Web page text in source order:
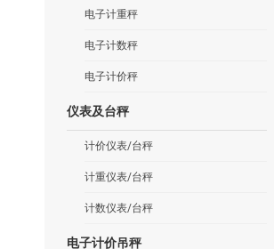
电子计重秤
电子计数秤
电子计价秤
仪表及台秤
计价仪表/台秤
计重仪表/台秤
计数仪表/台秤
电子计价吊秤